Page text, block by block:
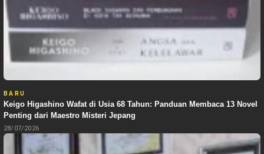
BARU
Keigo Higashino Wafat di Usia 68 Tahun: Panduan Membaca 13 Novel
Penting dari Maestro Misteri Jepang
28/07/2026